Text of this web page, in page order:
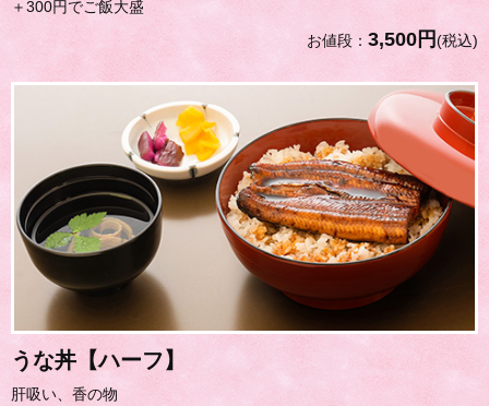
＋300円でご飯大盛
お値段： 3,500円(税込)
うな丼【ハーフ】
肝吸い、香の物